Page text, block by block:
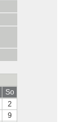
So
2
9